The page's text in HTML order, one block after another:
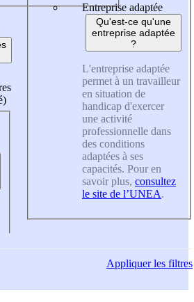
Entreprise adaptée
Qu'est-ce qu'une
entreprise adaptée
?
L'entreprise adaptée
permet à un travailleur
en situation de
handicap d'exercer
une activité
professionnelle dans
des conditions
adaptées à ses
capacités. Pour en
savoir plus, consultez
le site de l’UNEA.
Appliquerles filtres